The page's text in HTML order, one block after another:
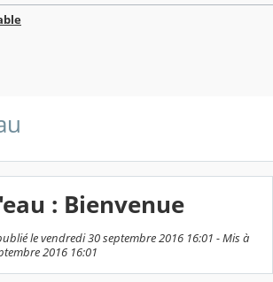
: Bienvenue
le vendredi 30 septembre 2016 16:01 - Mis à
2016 16:01